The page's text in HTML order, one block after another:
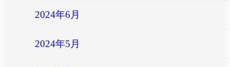
2024年6月
2024年5月